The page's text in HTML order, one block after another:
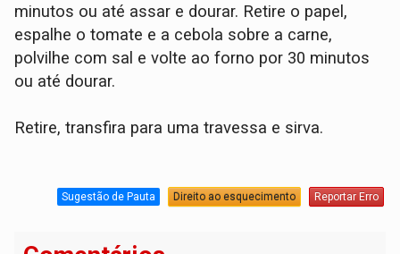
minutos ou até assar e dourar. Retire o papel,
espalhe o tomate e a cebola sobre a carne,
polvilhe com sal e volte ao forno por 30 minutos
ou até dourar.
Retire, transfira para uma travessa e sirva.
Sugestão de Pauta Direito ao esquecimento Reportar Erro